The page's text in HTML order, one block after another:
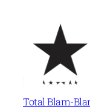
contenu
Total Blam-